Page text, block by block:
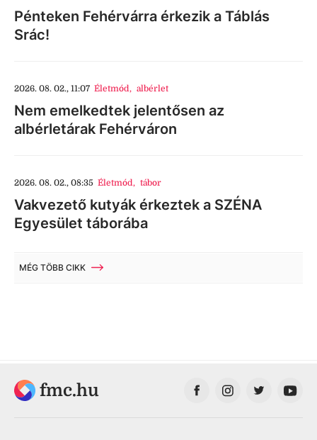
Pénteken Fehérvárra érkezik a Táblás
Srác!
2026. 08. 02., 11:07 Életmód, albérlet
Nem emelkedtek jelentősen az
albérletárak Fehérváron
2026. 08. 02., 08:35 Életmód, tábor
Vakvezető kutyák érkeztek a SZÉNA
Egyesület táborába
MÉG TÖBB CIKK
fmc.hu